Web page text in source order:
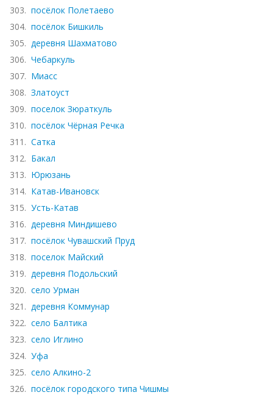
303. посёлок Полетаево
304. посёлок Бишкиль
305. деревня Шахматово
306. Чебаркуль
307. Миасс
308. Златоуст
309. поселок Зюраткуль
310. посёлок Чёрная Речка
311. Сатка
312. Бакал
313. Юрюзань
314. Катав-Ивановск
315. Усть-Катав
316. деревня Миндишево
317. посёлок Чувашский Пруд
318. поселок Майский
319. деревня Подольский
320. село Урман
321. деревня Коммунар
322. село Балтика
323. село Иглино
324. Уфа
325. село Алкино-2
326. посёлок городского типа Чишмы